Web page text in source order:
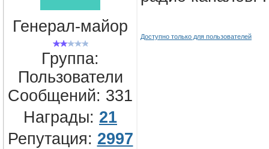
Генерал-майор
Группа:
Пользователи
Сообщений: 331
Награды: 21
Репутация: 2997
Доступно только для пользователей